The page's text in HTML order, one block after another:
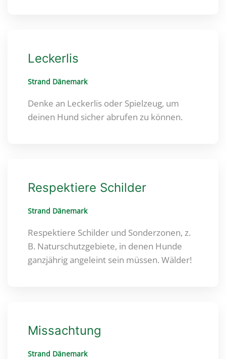
Leckerlis
Strand Dänemark
Denke an Leckerlis oder Spielzeug, um
deinen Hund sicher abrufen zu können.
Respektiere Schilder
Strand Dänemark
Respektiere Schilder und Sonderzonen, z.
B. Naturschutzgebiete, in denen Hunde
ganzjährig angeleint sein müssen. Wälder!
Missachtung
Strand Dänemark